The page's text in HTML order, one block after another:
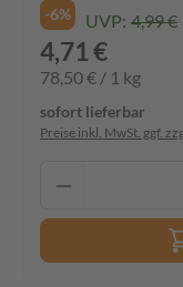
-6% UVP: 4,99 €
4,71 €
78,50 € / 1 kg
sofort lieferbar
Preise inkl. MwSt. ggf.